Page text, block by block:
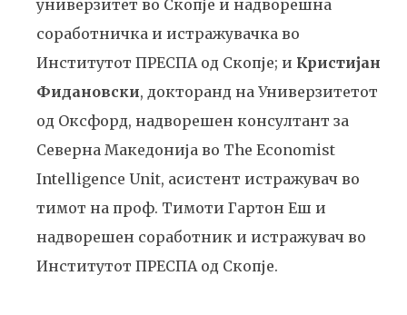
универзитет во Скопје и надворешна
соработничка и истражувачка во
Институтот ПРЕСПА од Скопје; и Кристијан
Фидановски, докторанд на Универзитетот
од Оксфорд, надворешен консултант за
Северна Македонија во The Economist
Intelligence Unit, асистент истражувач во
тимот на проф. Тимоти Гартон Еш и
надворешен соработник и истражувач во
Институтот ПРЕСПА од Скопје.